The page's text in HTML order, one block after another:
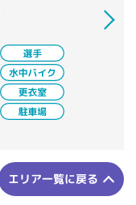
エリア一覧に戻る